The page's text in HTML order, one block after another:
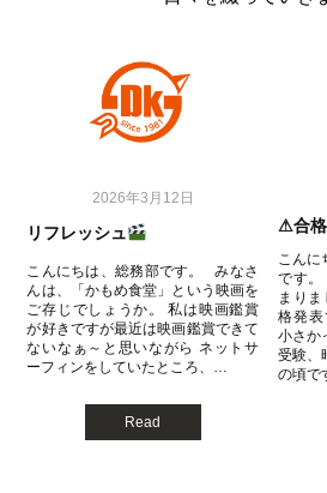
2026年3月12日
リフレッシュ
こんにちは、総務部です。 みなさ
んは、「かもめ食堂」という映画を
ご存じでしょうか。 私は映画鑑賞
が好きですが最近は映画鑑賞できて
ないなぁ～と思いながら ネットサ
ーフィンをしていたところ、…
Read
⚠合
こんに
です。
まり
格発
小さか
受験、
の頃